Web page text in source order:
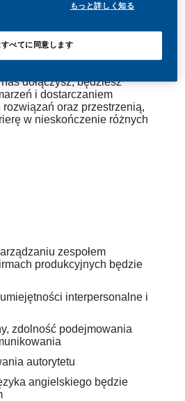
się zrobić coś niesamowitego.
jasnym celu – budowanie
dołączysz, będziesz
i dostarczaniem
oraz przestrzenią,
w nieskończenie różnych
zespołem
produkcyjnych będzie
interpersonalne i
zdolność podejmowania
autorytetu
angielskiego będzie
もっと詳しく知る
べてに同意します